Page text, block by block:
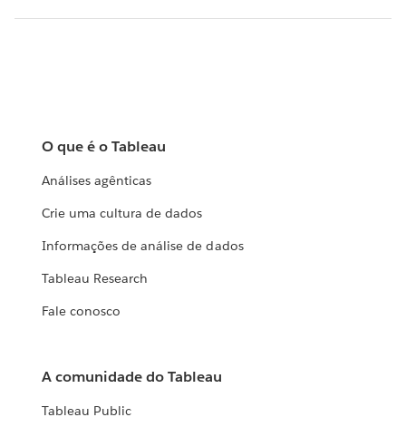
O que é o Tableau
Análises agênticas
Crie uma cultura de dados
Informações de análise de dados
Tableau Research
Fale conosco
A comunidade do Tableau
Tableau Public